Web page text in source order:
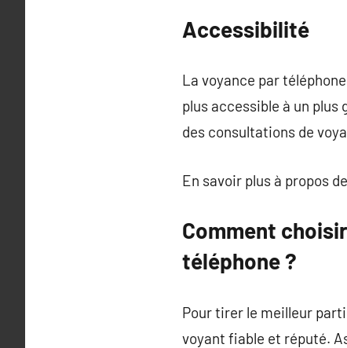
Accessibilité
La voyance par
plus accessible à un
des consultations de
En savoir plus à propos de
Comment
téléphone ?
Pour tirer le meilleur
voyant fiable et réputé.